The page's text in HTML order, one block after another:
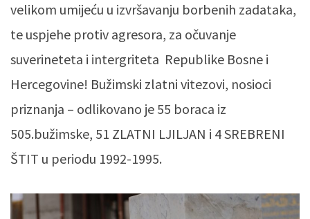
velikom umijeću u izvršavanju borbenih zadataka,
te uspjehe protiv agresora, za očuvanje
suverineteta i intergriteta Republike Bosne i
Hercegovine! Bužimski zlatni vitezovi, nosioci
priznanja – odlikovano je 55 boraca iz
505.bužimske, 51 ZLATNI LJILJAN i 4 SREBRENI
ŠTIT u periodu 1992-1995.